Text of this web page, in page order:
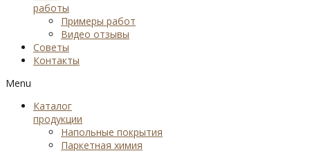
работы
Примеры работ
Видео отзывы
Советы
Контакты
Menu
Каталог
продукции
Напольные покрытия
Паркетная химия